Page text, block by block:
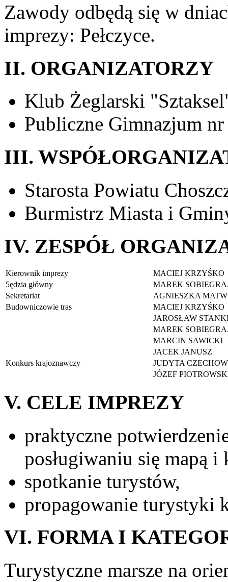
Zawody odbędą się w
imprezy: Pełczyce.
II. ORGANIZATORZY
Klub Żeglarski
Publiczne Gimnazjum nr
III.
Starosta Powiatu
Burmistrz Miasta i
IV. ZESPÓŁ
Kierownik imprezy
MACIEJ KRZYŚKO
5ędzia główny
MAREK
Sekretariat
AGNIESZKA
Budowniczowie tras
MACIEJ KRZYŚKO
JAROSŁAW
MAREK
MARCIN SAWICKI
JACEK JANUSZ
Konkurs krajoznawczy
JUDYTA
JÓZEF
V. CELE IMPREZY
praktyczne
posługiwaniu się mapą i
spotkanie turystów,
propagowanie turystyki
VI. FORMA I
Turystyczne marsze na